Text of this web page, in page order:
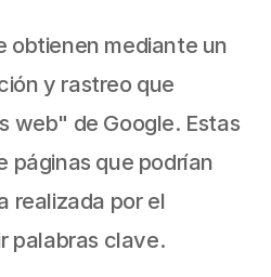
obtienen mediante un
y rastreo que
web" de Google. Estas
páginas que podrían
realizada por el
palabras clave.